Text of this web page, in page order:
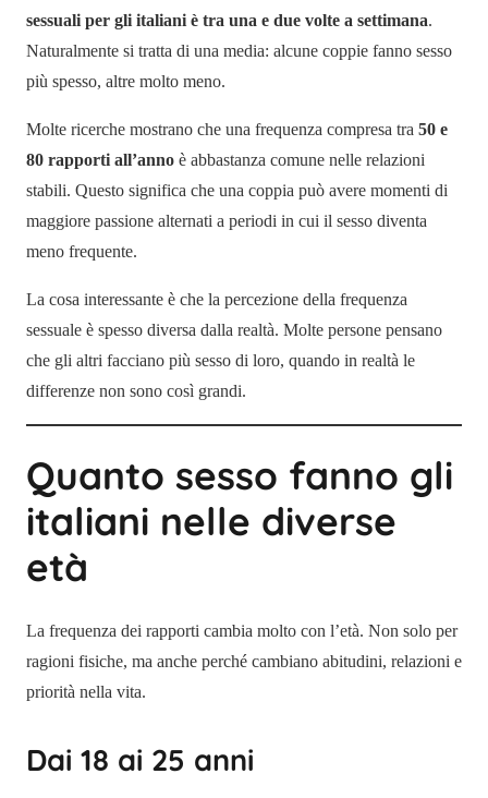
sessuali per gli italiani è tra una e due volte a settimana.
Naturalmente si tratta di una media: alcune coppie fanno sesso
più spesso, altre molto meno.
Molte ricerche mostrano che una frequenza compresa tra 50 e
80 rapporti all’anno è abbastanza comune nelle relazioni
stabili. Questo significa che una coppia può avere momenti di
maggiore passione alternati a periodi in cui il sesso diventa
meno frequente.
La cosa interessante è che la percezione della frequenza
sessuale è spesso diversa dalla realtà. Molte persone pensano
che gli altri facciano più sesso di loro, quando in realtà le
differenze non sono così grandi.
Quanto sesso fanno gli
italiani nelle diverse
età
La frequenza dei rapporti cambia molto con l’età. Non solo per
ragioni fisiche, ma anche perché cambiano abitudini, relazioni e
priorità nella vita.
Dai 18 ai 25 anni